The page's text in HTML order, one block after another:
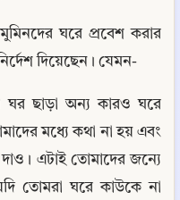
ঘরে প্রবেশ করার
দিয়েছেন। যেমন-
ঘর ছাড়া অন্য কারও ঘরে
মধ্যে কথা না হয় এবং
দাও। এটাই তোমাদের জন্যে
তোমরা ঘরে কাউকে না